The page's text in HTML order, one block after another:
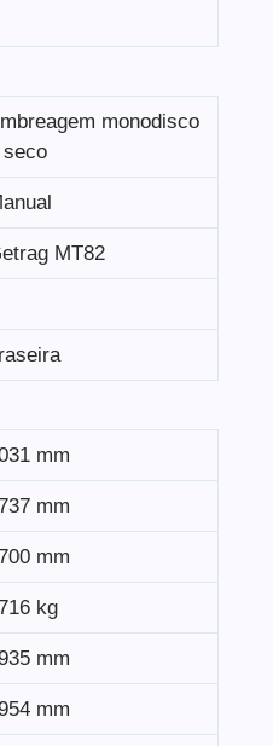
monodisco
MT82
mm
mm
mm
kg
mm
mm